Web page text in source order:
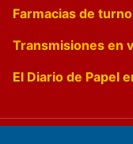
Farmacias de turno
Transmisiones en
El Diario de Papel